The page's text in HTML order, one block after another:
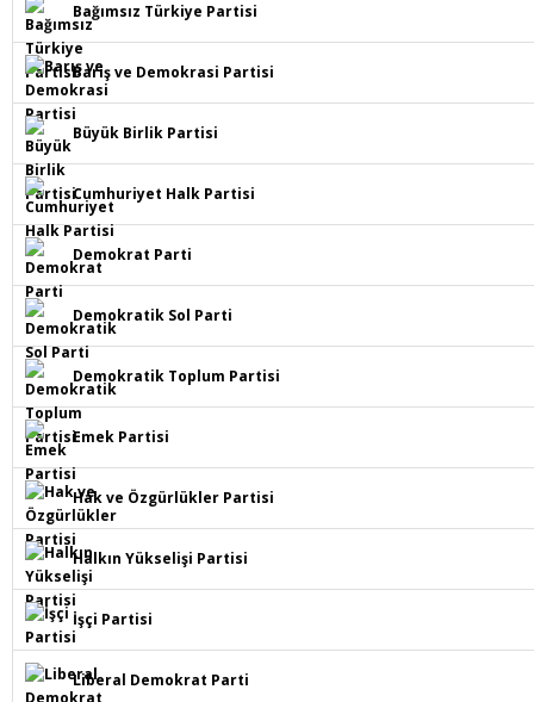
Bağımsız Türkiye Partisi
Barış ve Demokrasi Partisi
Büyük Birlik Partisi
Cumhuriyet Halk Partisi
Demokrat Parti
Demokratik Sol Parti
Demokratik Toplum Partisi
Emek Partisi
Hak ve Özgürlükler Partisi
Halkın Yükselişi Partisi
İşçi Partisi
Liberal Demokrat Parti